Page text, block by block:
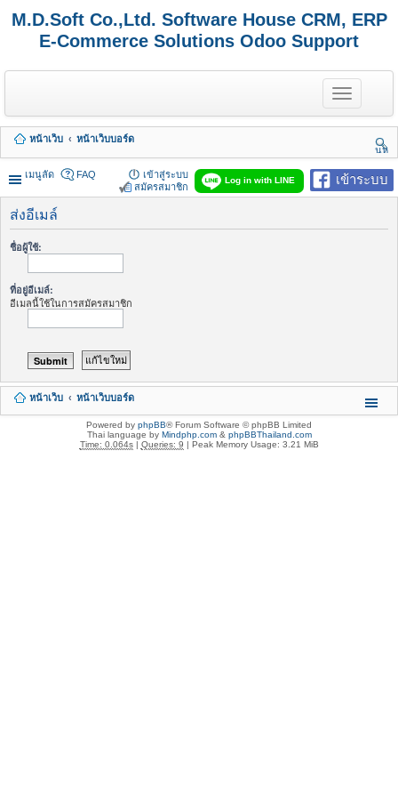
M.D.Soft Co.,Ltd. Software House CRM, ERP
E-Commerce Solutions Odoo Support
T
o
g
e
n
a
v
g
หน้าเว็บ
หน้าเว็บบอร์ด
นห
า
เมนูลัด
เข้าระบบ
Log in with LINE
FAQ
เข้าสู่ระบบ
สมัครสมาชิก
ส่งอีเมล์
ชื่อผู้ใช้:
ที่อยู่อีเมล์:
อีเมลนี้ใช้ในการสมัครสมาชิก
หน้าเว็บ หน้าเว็บบอร์ด
Powered by phpBB® Forum Software © phpBB Limited
Thai language by Mindphp.com& phpBBThailand.com
Time: 0.064s| Queries: 9 | Peak Memory Usage: 3.21 MiB